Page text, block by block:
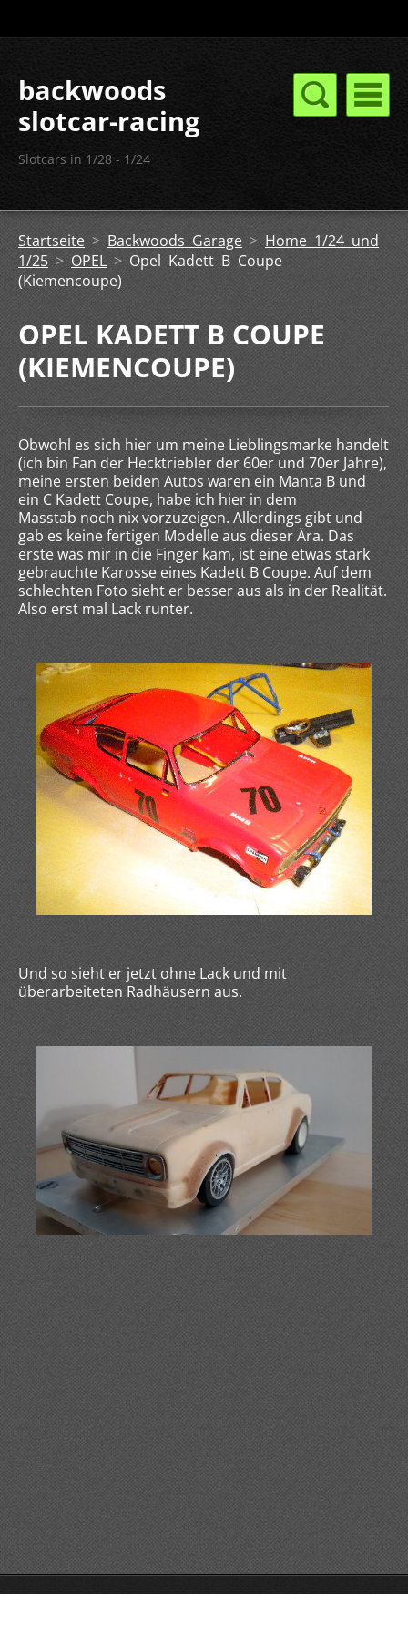
backwoods
slotcar-racing
Slotcars in 1/28 - 1/24
Startseite > Backwoods Garage > Home 1/24 und
1/25 >OPEL > Opel Kadett B Coupe
(Kiemencoupe)
OPEL KADETT B COUPE
(KIEMENCOUPE)
Obwohl es sich hier um meine Lieblingsmarke handelt
(ich bin Fan der Hecktriebler der 60er und 70er Jahre),
meine ersten beiden Autos waren ein Manta B und
ein C Kadett Coupe, habe ich hier in dem
Masstab noch nix vorzuzeigen. Allerdings gibt und
gab es keine fertigen Modelle aus dieser Ära. Das
erste was mir in die Finger kam, ist eine etwas stark
gebrauchte Karosse eines Kadett B Coupe. Auf dem
schlechten Foto sieht er besser aus als in der Realität.
Also erst mal Lack runter.
Und so sieht er jetzt ohne Lack und mit
überarbeiteten Radhäusern aus.